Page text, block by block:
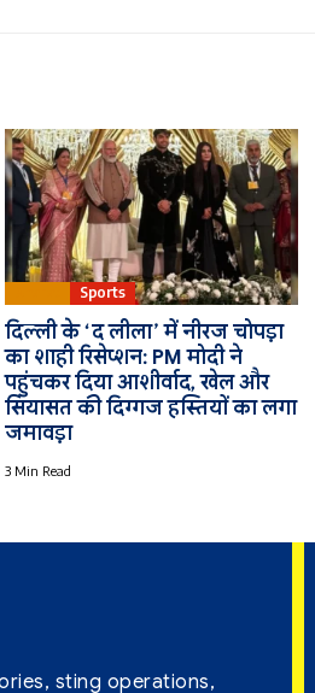
Sports
दिल्ली के ‘द लीला’ में नीरज चोपड़ा
का शाही रिसेप्शन: PM मोदी ने
पहुंचकर दिया आशीर्वाद, खेल और
सियासत की दिग्गज हस्तियों का लगा
जमावड़ा
3 Min Read
sting operations,